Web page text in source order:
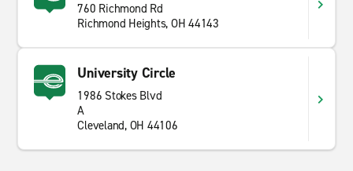
760 Richmond Rd
Richmond Heights, OH 44143
University Circle
1986 Stokes Blvd
A
Cleveland, OH 44106